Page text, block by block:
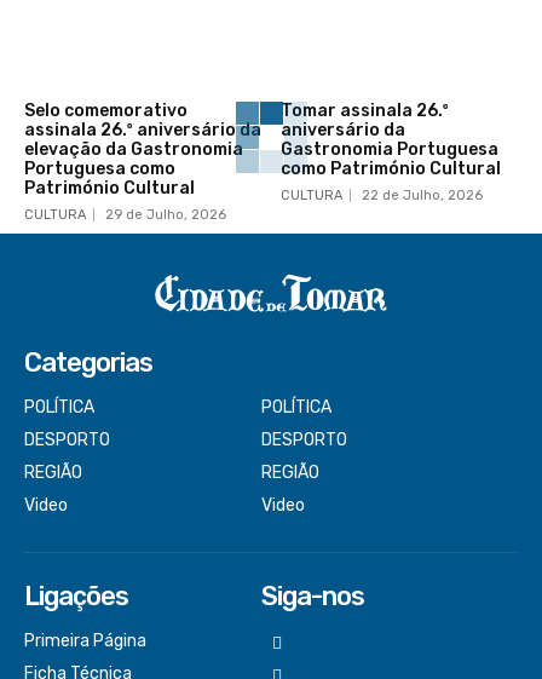
Selo comemorativo
assinala 26.º aniversário da
elevação da Gastronomia
Portuguesa como
Património Cultural
CULTURA 29 de Julho, 2026
Tomar assinala 26.º
aniversário da
Gastronomia Portuguesa
como Património Cultural
CULTURA 22 de Julho, 2026
Categorias
POLÍTICA
DESPORTO
REGIÃO
Video
POLÍTICA
DESPORTO
REGIÃO
Video
Ligações
Primeira Página
Ficha Técnica
Siga-nos